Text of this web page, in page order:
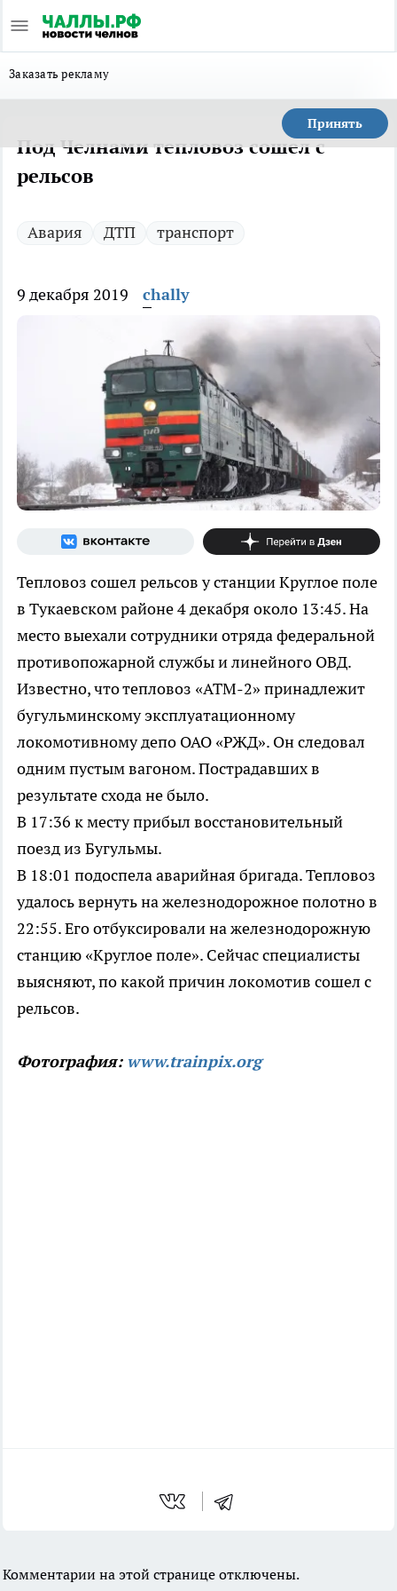
Заказать рекламу
Принять
Под Челнами тепловоз сошел с
рельсов
Авария ДТП транспорт
9 декабря 2019 chally
Тепловоз сошел рельсов у станции Круглое поле
в Тукаевском районе 4 декабря около 13:45. На
место выехали сотрудники отряда федеральной
противопожарной службы и линейного ОВД.
Известно, что тепловоз «АТМ-2» принадлежит
бугульминскому эксплуатационному
локомотивному депо ОАО «РЖД». Он следовал
одним пустым вагоном. Пострадавших в
результате схода не было.
В 17:36 к месту прибыл восстановительный
поезд из Бугульмы.
В 18:01 подоспела аварийная бригада. Тепловоз
удалось вернуть на железнодорожное полотно в
22:55. Его отбуксировали на железнодорожную
станцию «Круглое поле». Сейчас специалисты
выясняют, по какой причин локомотив сошел с
рельсов.
Фотография: www.trainpix.org
Комментарии на этой странице отключены.